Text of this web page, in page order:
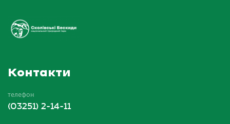
Контакти
телефон
(03251) 2-14-11